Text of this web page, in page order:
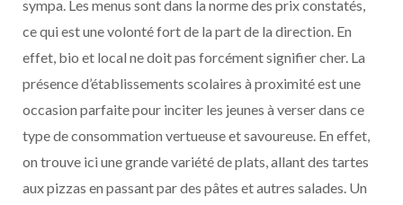
sympa. Les menus sont dans la norme des prix constatés,
ce qui est une volonté fort de la part de la direction. En
effet, bio et local ne doit pas forcément signifier cher. La
présence d’établissements scolaires à proximité est une
occasion parfaite pour inciter les jeunes à verser dans ce
type de consommation vertueuse et savoureuse. En effet,
on trouve ici une grande variété de plats, allant des tartes
aux pizzas en passant par des pâtes et autres salades. Un